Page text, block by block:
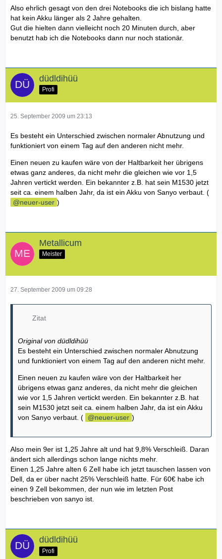
Also ehrlich gesagt von den drei Notebooks die ich bislang hatte
hat kein Akku länger als 2 Jahre gehalten.
Gut die hielten dann vielleicht noch 20 Minuten durch, aber
benutzt hab ich die Notebooks dann nur noch stationär.
düdldihüü
Profi
25. September 2009 um 23:13
Es besteht ein Unterschied zwischen normaler Abnutzung und
funktioniert von einem Tag auf den anderen nicht mehr.
Einen neuen zu kaufen wäre von der Haltbarkeit her übrigens
etwas ganz anderes, da nicht mehr die gleichen wie vor 1,5
Jahren vertickt werden. Ein bekannter z.B. hat sein M1530 jetzt
seit ca. einem halben Jahr, da ist ein Akku von Sanyo verbaut. (
neuer-user )
Metallicum
Meister
27. September 2009 um 09:28
Zitat
Original von düdldihüü
Es besteht ein Unterschied zwischen normaler Abnutzung
und funktioniert von einem Tag auf den anderen nicht mehr.
Einen neuen zu kaufen wäre von der Haltbarkeit her
übrigens etwas ganz anderes, da nicht mehr die gleichen
wie vor 1,5 Jahren vertickt werden. Ein bekannter z.B. hat
sein M1530 jetzt seit ca. einem halben Jahr, da ist ein Akku
von Sanyo verbaut. (
neuer-user )
Also mein 9er ist 1,25 Jahre alt und hat 9,8% Verschleiß. Daran
ändert sich allerdings schon lange nichts mehr.
Einen 1,25 Jahre alten 6 Zell habe ich jetzt tauschen lassen von
Dell, da er über nacht 25% Verschleiß hatte. Für 60€ habe ich
einen 9 Zell bekommen, der nun wie im letzten Post
beschrieben von sanyo ist.
düdldihüü
Profi